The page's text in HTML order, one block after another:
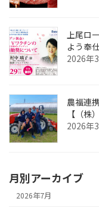
上尾ロ
よう奉
2026年
農福連
【（株
2026年
月別アーカイブ
2026年7月